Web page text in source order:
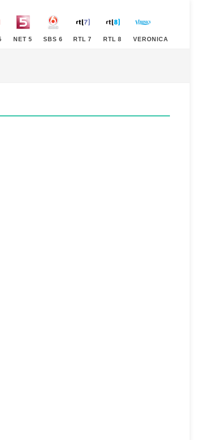
NET 5 SBS 6 RTL 7 RTL 8 VERONICA